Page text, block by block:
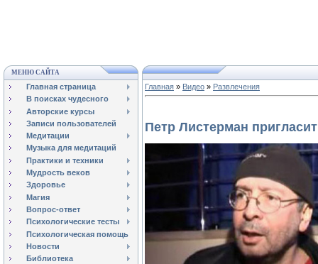
МЕНЮ САЙТА
Главная страница
В поисках чудесного
Авторские курсы
Записи пользователей
Медитации
Музыка для медитаций
Практики и техники
Мудрость веков
Здоровье
Магия
Вопрос-ответ
Психологические тесты
Психологическая помощь
Новости
Библиотека
Главная » Видео » Развлечения
Петр Листерман